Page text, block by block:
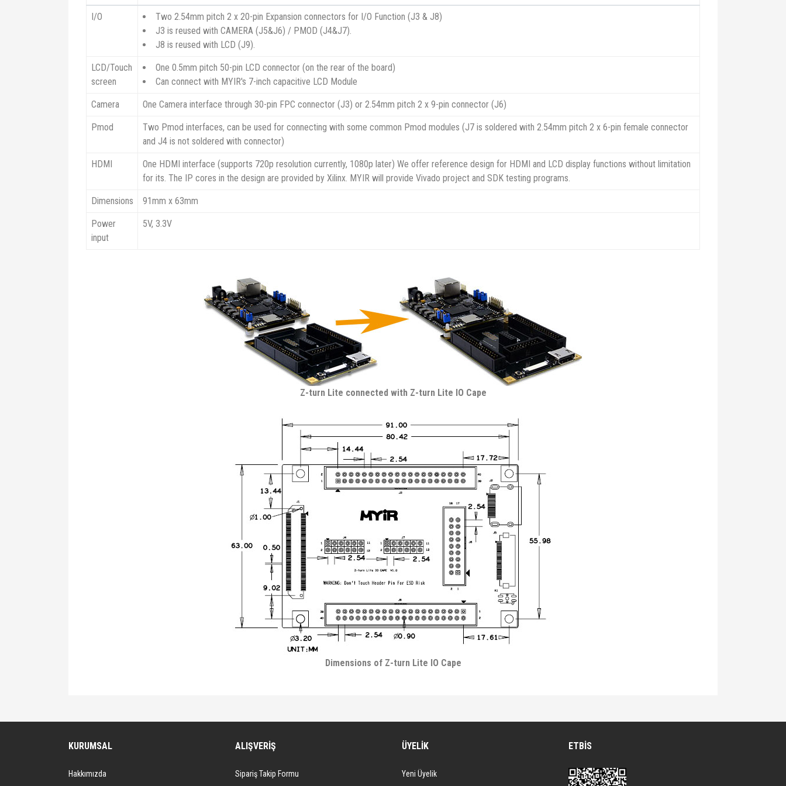
I/O
Two 2.54mm pitch 2 x 20-pin Expansion connectors for I/O Function (J3 & J8)
J3 is reused with CAMERA (J5&J6) / PMOD (J4&J7).
J8 is reused with LCD (J9).
LCD/Touch
screen
One 0.5mm pitch 50-pin LCD connector (on the rear of the board)
Can connect with MYIR's 7-inch capacitive LCD Module
Camera One Camera interface through 30-pin FPC connector (J3) or 2.54mm pitch 2 x 9-pin connector (J6)
Pmod
Two Pmod interfaces, can be used for connecting with some common Pmod modules (J7 is soldered with 2.54mm pitch 2 x 6-pin female connector
and J4 is not soldered with connector)
HDMI
One HDMI interface (supports 720p resolution currently, 1080p later) We offer reference design for HDMI and LCD display functions without limitation
for its. The IP cores in the design are provided by Xilinx. MYIR will provide Vivado project and SDK testing programs.
Dimensions 91mm x 63mm
Power
input
5V, 3.3V
Z-turn Lite connected with Z-turn Lite IO Cape
Dimensions of Z-turn Lite IO Cape
Ürün resmi kalitesiz, bozuk veya görüntülenemiyor.
KURUMSAL
Hakkımızda
ALIŞVERİŞ
Sipariş Takip Formu
ÜYELİK
Yeni Üyelik
ETBİS